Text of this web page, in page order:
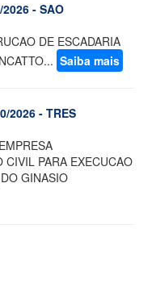
2026 - SAO
DE ESCADARIA
Saiba mais
2026 - TRES
CIVIL PARA EXECUCAO
GINASIO